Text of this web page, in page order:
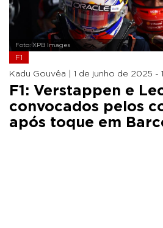
Foto: XPB Images
F1
Kadu Gouvêa | 1 de junho de 2025 -
F1: Verstappen e
convocados pelos
após toque em